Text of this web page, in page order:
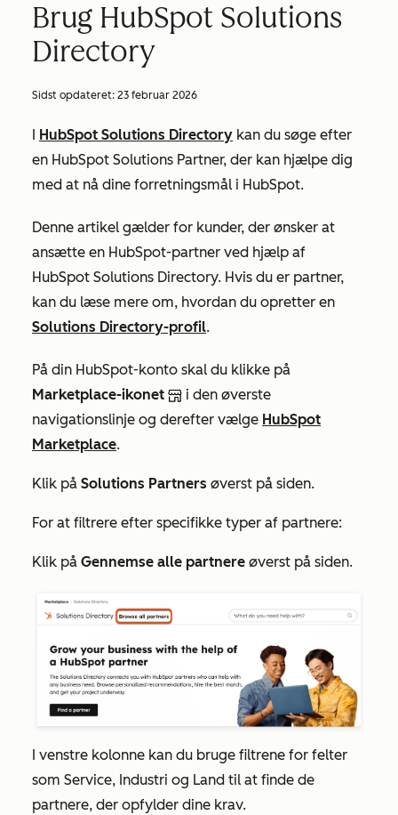
Brug HubSpot Solutions
Directory
Sidst opdateret: 23 februar 2026
I HubSpot Solutions Directory kan du søge efter
en HubSpot Solutions Partner, der kan hjælpe dig
med at nå dine forretningsmål i HubSpot.
Denne artikel gælder for kunder, der ønsker at
ansætte en HubSpot-partner ved hjælp af
HubSpot Solutions Directory. Hvis du er partner,
kan du læse mere om, hvordan du opretter en
Solutions Directory-profil.
På din HubSpot-konto skal du klikke på
Marketplace-ikonet
i den øverste
navigationslinje og derefter vælge HubSpot
Marketplace.
Klik på Solutions Partners øverst på siden.
For at filtrere efter specifikke typer af partnere:
Klik på Gennemse alle partnere øverst på siden.
I venstre kolonne kan du bruge filtrene for felter
som Service, Industri og Land til at finde de
partnere, der opfylder dine krav.